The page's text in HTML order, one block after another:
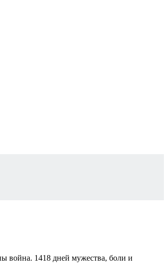
война. 1418 дней мужества, боли и